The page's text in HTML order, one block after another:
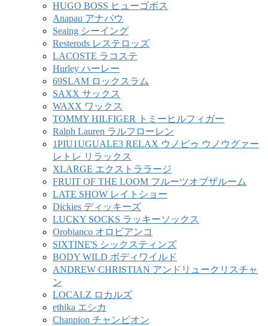
HUGO BOSS ヒューゴボス
Anapau アナパウ
Seaing シーイング
Resterods レステロッズ
LACOSTE ラコステ
Hurley ハーレー
69SLAM ロックスラム
SAXX サックス
WAXX ワックス
TOMMY HILFIGER トミーヒルフィガー
Ralph Lauren ラルフローレン
1PIU1UGUALE3 RELAX ウノピゥ ウノウグァー
レトレ リラックス
XLARGE エクストララージ
FRUIT OF THE LOOM フルーツオブザルーム
LATE SHOW レイトショー
Dickies ディッキーズ
LUCKY SOCKS ラッキーソックス
Orobianco オロビアンコ
SIXTINE'S シックスティンズ
BODY WILD ボディワイルド
ANDREW CHRISTIAN アンドリュークリスチャ
ン
LOCALZ ロカルズ
ethika エシカ
Chanpion チャンピオン